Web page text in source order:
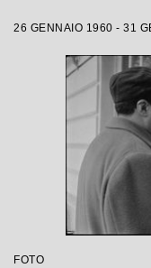
26 GENNAIO 1960 - 31
FOTO